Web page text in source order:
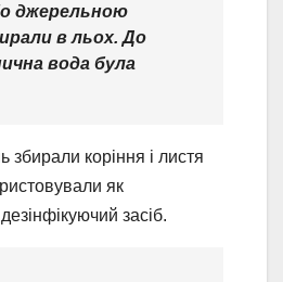
джерельною
в льох. До
вода була
збирали коріння і листя
як
засіб.